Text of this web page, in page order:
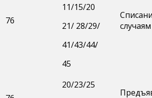
76
11/15/20
21/ 28/29/
41/43/44/
45
случаям
20/23/25